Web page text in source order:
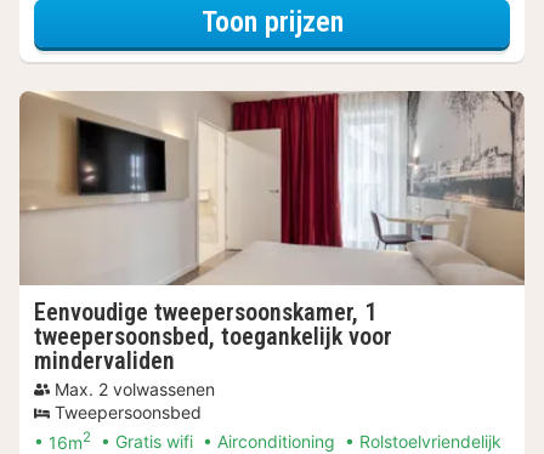
Toon prijzenvoor Beleef de
Eenvoudige tweepersoonskamer, 1
tweepersoonsbed, toegankelijk voor
mindervaliden
Max. 2 volwassenen
Tweepersoonsbed
16m2 Gratis wifi Airconditioning Rolstoelvriendelijk